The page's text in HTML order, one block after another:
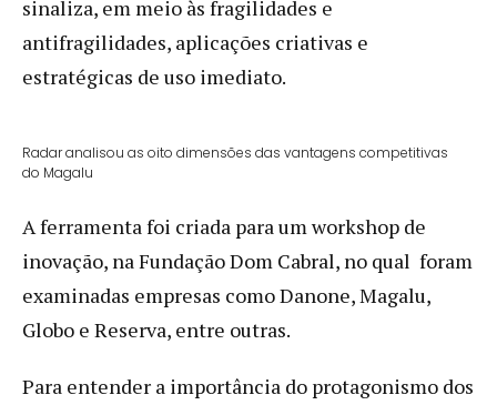
sinaliza, em meio às fragilidades e
antifragilidades, aplicações criativas e
estratégicas de uso imediato.
Radar analisou as oito dimensões das vantagens competitivas
do Magalu
A ferramenta foi criada para um workshop de
inovação, na Fundação Dom Cabral, no qual foram
examinadas empresas como Danone, Magalu,
Globo e Reserva, entre outras.
Para entender a importância do protagonismo dos